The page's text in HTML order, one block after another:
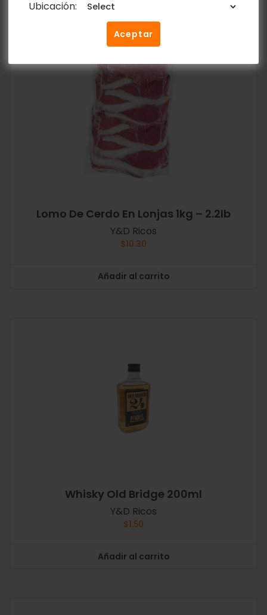
Ubicación:
Aceptar
Lomo De Cerdo En Lonjas 1kg – 2.2lb
Y&D Ricos
$10.30
Añadir al carrito
Whisky Old Bridge 200ml
Y&D Ricos
$1.50
Añadir al carrito